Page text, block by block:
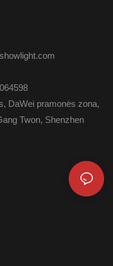
DaWei pramonės zona,
Twon, Shenzhen